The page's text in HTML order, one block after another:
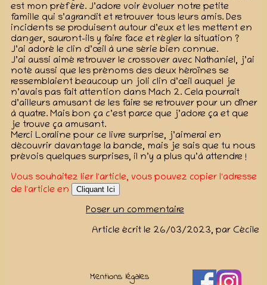
est mon préféré. J’adore voir évoluer notre petite
famille qui s’agrandit et retrouver tous leurs amis. Des
incidents se produisent autour d’eux et les mettent en
danger, sauront-ils y faire face et régler la situation ?
J’ai adoré le clin d’œil à une série bien connue.
J’ai aussi aimé retrouver le crossover avec Nathaniel, j’ai
noté aussi que les prénoms des deux héroïnes se
ressemblaient beaucoup un joli clin d’œil auquel je
n’avais pas fait attention dans Mach 2. Cela pourrait
d’ailleurs amusant de les faire se retrouver pour un dîner
à quatre. Mais bon ça c’est parce que j’adore ça et que
je trouve ça amusant.
Merci Loraline pour ce livre surprise, j’aimerai en
découvrir davantage la bande, mais je sais que tu nous
prévois quelques surprises, il n’y a plus qu’à attendre !
Vous souhaitez lier l'article, vous pouvez copier l'adresse
de l'article en
Cliquant Ici
Poser un commentaire
Article écrit le 26/03/2023, par Cécile
Mentions légales